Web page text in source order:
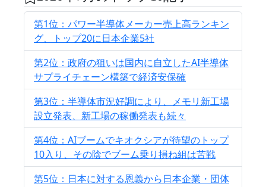
第1位：パワー半導体メーカー売上高ランキン
グ、トップ20に日本企業5社
第2位：政府の狙いは国内に自立したAI半導体
サプライチェーン構築で経済安保確
第3位：半導体市況好調により、メモリ新工場
設立発表、新工場の稼働発表も続々
第4位：AIブームでキオクシアが待望のトップ
10入り、その陰でブーム乗り損ね組は苦戦
第5位：日本に対する恩義から日本企業・団体